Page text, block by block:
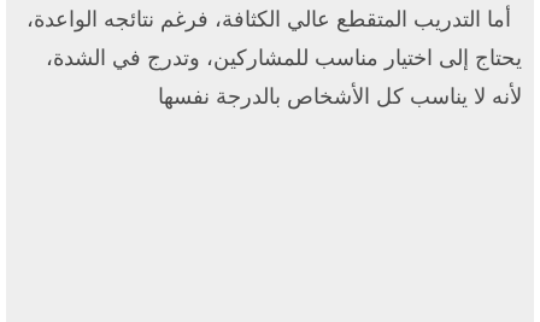
أما التدريب المتقطع عالي الكثافة، فرغم نتائجه الواعدة،
يحتاج إلى اختيار مناسب للمشاركين، وتدرج في الشدة،
لأنه لا يناسب كل الأشخاص بالدرجة نفسها